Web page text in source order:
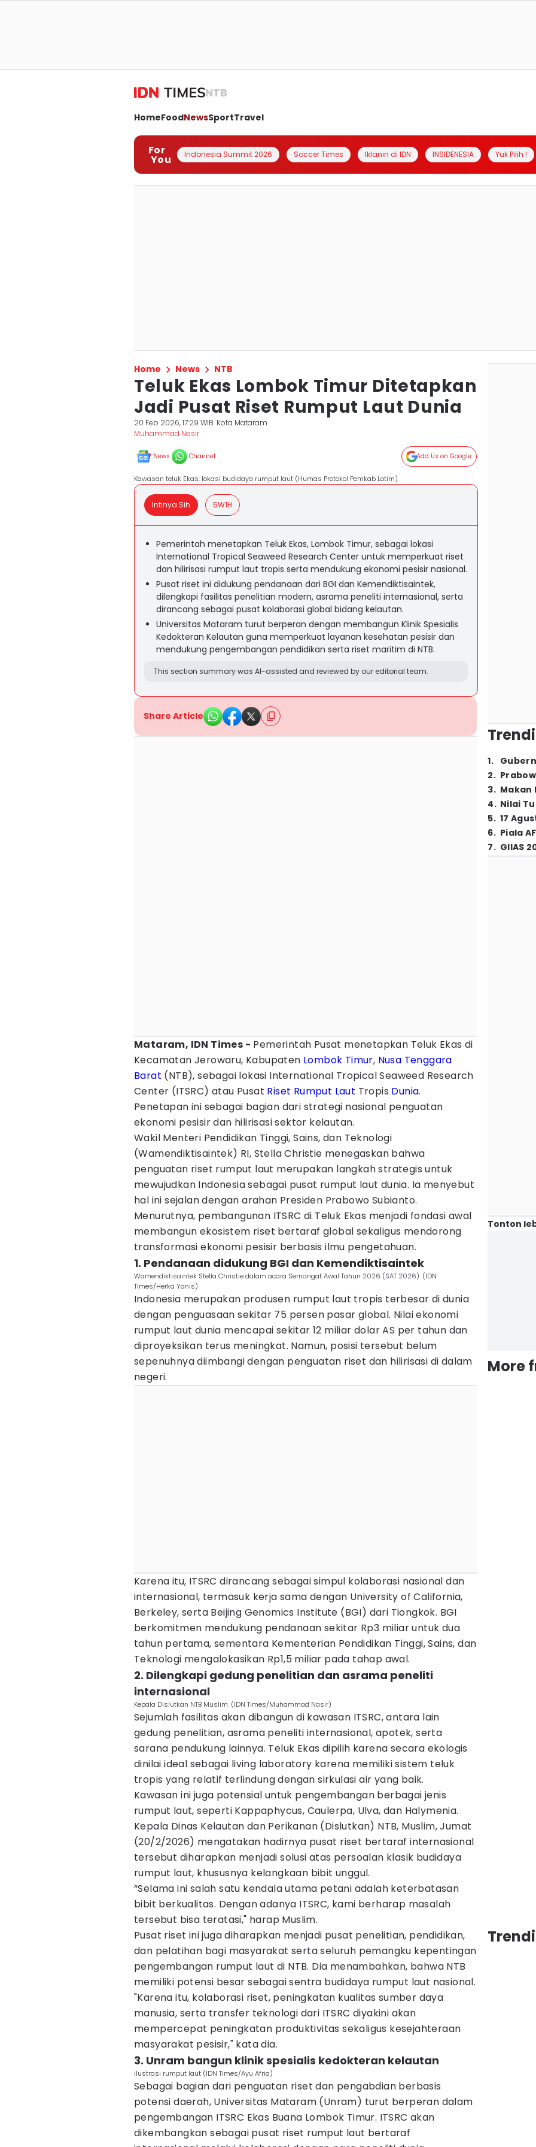
NTB
HomeFoodNewsSportTravel
For
You Indonesia Summit 2026 Soccer Times Iklanin di IDN INSIDENESIA Yuk Pilih !
Home News NTB
Teluk Ekas Lombok Timur Ditetapkan
Jadi Pusat Riset Rumput Laut Dunia
20 Feb 2026, 17:29 WIB Kota Mataram
Muhammad Nasir
News Channel Add Us on Google
Kawasan teluk Ekas, lokasi budidaya rumput laut (Humas Protokol Pemkab Lotim)
Intinya Sih 5W1H
Pemerintah menetapkan Teluk Ekas, Lombok Timur, sebagai lokasi
International Tropical Seaweed Research Center untuk memperkuat riset
dan hilirisasi rumput laut tropis serta mendukung ekonomi pesisir nasional.
Pusat riset ini didukung pendanaan dari BGI dan Kemendiktisaintek,
dilengkapi fasilitas penelitian modern, asrama peneliti internasional, serta
dirancang sebagai pusat kolaborasi global bidang kelautan.
Universitas Mataram turut berperan dengan membangun Klinik Spesialis
Kedokteran Kelautan guna memperkuat layanan kesehatan pesisir dan
mendukung pengembangan pendidikan serta riset maritim di NTB.
This section summary was AI-assisted and reviewed by our editorial team.
Share Article
Mataram, IDN Times - Pemerintah Pusat menetapkan Teluk Ekas di
Kecamatan Jerowaru, Kabupaten Lombok Timur, Nusa Tenggara
Barat (NTB), sebagai lokasi International Tropical Seaweed Research
Center (ITSRC) atau Pusat Riset Rumput Laut Tropis Dunia.
Penetapan ini sebagai bagian dari strategi nasional penguatan
ekonomi pesisir dan hilirisasi sektor kelautan.
Wakil Menteri Pendidikan Tinggi, Sains, dan Teknologi
(Wamendiktisaintek) RI, Stella Christie menegaskan bahwa
penguatan riset rumput laut merupakan langkah strategis untuk
mewujudkan Indonesia sebagai pusat rumput laut dunia. Ia menyebut
hal ini sejalan dengan arahan Presiden Prabowo Subianto.
Menurutnya, pembangunan ITSRC di Teluk Ekas menjadi fondasi awal
membangun ekosistem riset bertaraf global sekaligus mendorong
transformasi ekonomi pesisir berbasis ilmu pengetahuan.
1. Pendanaan didukung BGI dan Kemendiktisaintek
Wamendiktisaintek Stella Christie dalam acara Semangat Awal Tahun 2026 (SAT 2026). (IDN
Times/Herka Yanis)
Indonesia merupakan produsen rumput laut tropis terbesar di dunia
dengan penguasaan sekitar 75 persen pasar global. Nilai ekonomi
rumput laut dunia mencapai sekitar 12 miliar dolar AS per tahun dan
diproyeksikan terus meningkat. Namun, posisi tersebut belum
sepenuhnya diimbangi dengan penguatan riset dan hilirisasi di dalam
negeri.
Karena itu, ITSRC dirancang sebagai simpul kolaborasi nasional dan
internasional, termasuk kerja sama dengan University of California,
Berkeley, serta Beijing Genomics Institute (BGI) dari Tiongkok. BGI
berkomitmen mendukung pendanaan sekitar Rp3 miliar untuk dua
tahun pertama, sementara Kementerian Pendidikan Tinggi, Sains, dan
Teknologi mengalokasikan Rp1,5 miliar pada tahap awal.
2. Dilengkapi gedung penelitian dan asrama peneliti
internasional
Kepala Dislutkan NTB Muslim. (IDN Times/Muhammad Nasir)
Sejumlah fasilitas akan dibangun di kawasan ITSRC, antara lain
gedung penelitian, asrama peneliti internasional, apotek, serta
sarana pendukung lainnya. Teluk Ekas dipilih karena secara ekologis
dinilai ideal sebagai living laboratory karena memiliki sistem teluk
tropis yang relatif terlindung dengan sirkulasi air yang baik.
Kawasan ini juga potensial untuk pengembangan berbagai jenis
rumput laut, seperti Kappaphycus, Caulerpa, Ulva, dan Halymenia.
Kepala Dinas Kelautan dan Perikanan (Dislutkan) NTB, Muslim, Jumat
(20/2/2026) mengatakan hadirnya pusat riset bertaraf internasional
tersebut diharapkan menjadi solusi atas persoalan klasik budidaya
rumput laut, khususnya kelangkaan bibit unggul.
“Selama ini salah satu kendala utama petani adalah keterbatasan
bibit berkualitas. Dengan adanya ITSRC, kami berharap masalah
tersebut bisa teratasi," harap Muslim.
Pusat riset ini juga diharapkan menjadi pusat penelitian, pendidikan,
dan pelatihan bagi masyarakat serta seluruh pemangku kepentingan
pengembangan rumput laut di NTB. Dia menambahkan, bahwa NTB
memiliki potensi besar sebagai sentra budidaya rumput laut nasional.
"Karena itu, kolaborasi riset, peningkatan kualitas sumber daya
manusia, serta transfer teknologi dari ITSRC diyakini akan
mempercepat peningkatan produktivitas sekaligus kesejahteraan
masyarakat pesisir," kata dia.
3. Unram bangun klinik spesialis kedokteran kelautan
ilustrasi rumput laut (IDN Times/Ayu Afria)
Sebagai bagian dari penguatan riset dan pengabdian berbasis
potensi daerah, Universitas Mataram (Unram) turut berperan dalam
pengembangan ITSRC Ekas Buana Lombok Timur. ITSRC akan
dikembangkan sebagai pusat riset rumput laut bertaraf
1.
2.
3. Makan
4. Nilai
5. 17
6. Piala
7. GIIAS
Tonton
More